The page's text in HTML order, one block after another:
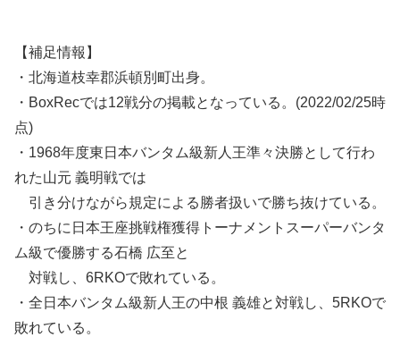
【補足情報】
・北海道枝幸郡浜頓別町出身。
・BoxRecでは12戦分の掲載となっている。(2022/02/25時
点)
・1968年度東日本バンタム級新人王準々決勝として行わ
れた山元 義明戦では
引き分けながら規定による勝者扱いで勝ち抜けている。
・のちに日本王座挑戦権獲得トーナメントスーパーバンタ
ム級で優勝する石橋 広至と
対戦し、6RKOで敗れている。
・全日本バンタム級新人王の中根 義雄と対戦し、5RKOで
敗れている。